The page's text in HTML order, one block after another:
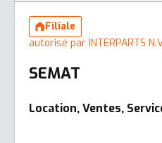
Filiale
autorisé par INTERPARTS
SEMAT
Location, Ventes,